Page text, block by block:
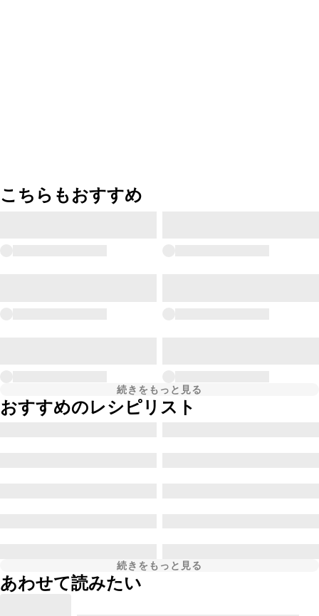
こちらもおすすめ
続きをもっと見る
おすすめのレシピリスト
続きをもっと見る
あわせて読みたい